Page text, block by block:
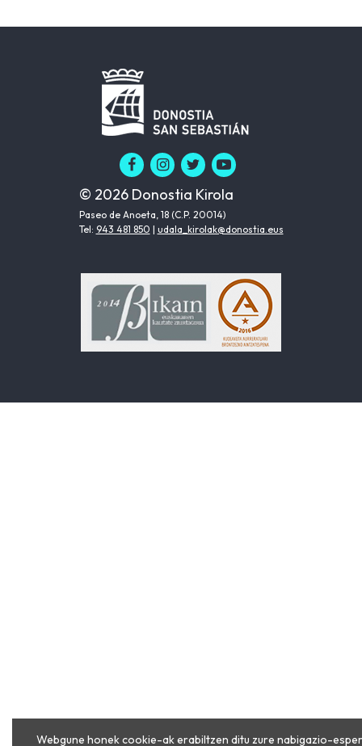
© 2026 Donostia Kirola
Paseo de Anoeta, 18 (C.P. 20014)
Tel: 943 481 850 | udala_kirolak@donostia.eus
Webgune honek cookie-ak erabiltzen ditu zure nabigazio-